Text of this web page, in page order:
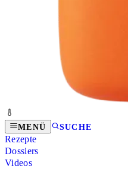
MENÜ SUCHE
Rezepte
Dossiers
Videos